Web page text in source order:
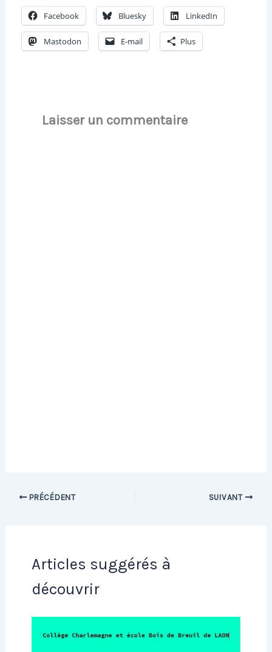
Facebook Bluesky LinkedIn
Mastodon E-mail Plus
Laisser un commentaire
PRÉCÉDENT SUIVANT
Articles suggérés à
découvrir